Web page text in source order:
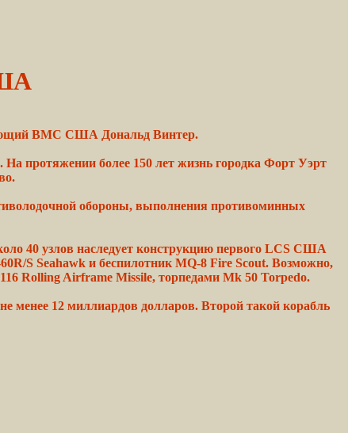
ВМС США Дональд Винтер.
На протяжении более 150 лет жизнь городка Форт Уэрт
обороны, выполнения противоминных
40 узлов наследует конструкцию первого LCS США
S Seahawk и беспилотник MQ-8 Fire Scout. Возможно,
Rolling Airframe Missile, торпедами Mk 50 Torpedo.
не менее 12 миллиардов долларов. Второй такой корабль